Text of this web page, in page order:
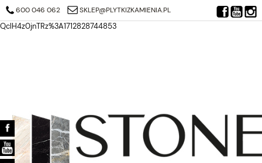
https://search.google.com/search-console/verification-download?
QclH4z0jnTRz%3A1712828744853
600 046 062 SKLEP@PLYTKIZKAMIENIA.PL